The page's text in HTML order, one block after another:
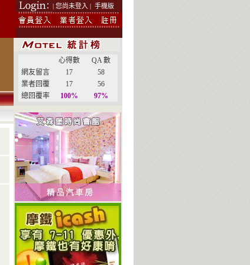
| 您尚未登入 | 手機版
心得數
QA 數
網友留言
17
58
業者回覆
17
56
總回覆率
100% 97%